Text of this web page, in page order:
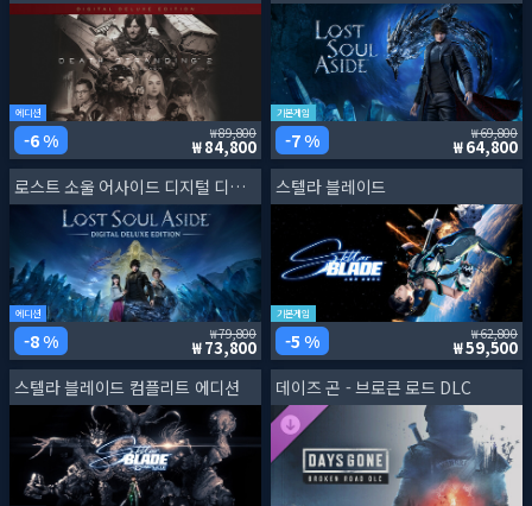
에디션
6 % 89,800
84,800
기본게임
7 % 69,800
64,800
로스트 소울 어사이드 디지털 디럭스 에디션
에디션
8 % 79,800
73,800
스텔라 블레이드
기본게임
5 % 62,800
59,500
스텔라 블레이드 컴플리트 에디션 데이즈 곤 - 브로큰 로드 DLC